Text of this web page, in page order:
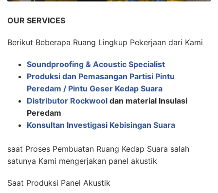
OUR SERVICES
Berikut Beberapa Ruang Lingkup Pekerjaan dari Kami
Soundproofing & Acoustic Specialist
Produksi dan Pemasangan Partisi Pintu
Peredam / Pintu Geser Kedap Suara
Distributor Rockwool dan material Insulasi
Peredam
Konsultan Investigasi Kebisingan Suara
saat Proses Pembuatan Ruang Kedap Suara salah
satunya Kami mengerjakan panel akustik
Saat Produksi Panel Akustik